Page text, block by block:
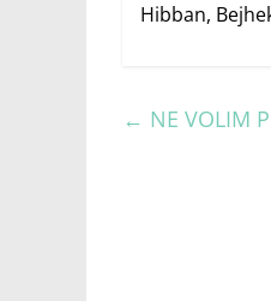
Hibban,
← NE VOLIM